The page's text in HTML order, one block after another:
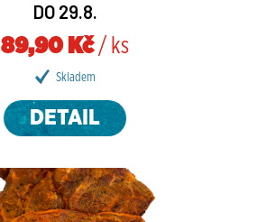
DO 29.8.
89,90 Kč/ ks
Skladem
DETAIL